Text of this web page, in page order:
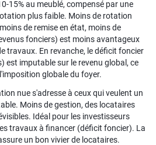
15% au meublé, compensé par une
plus faible. Moins de rotation
de remise en état, moins de
fonciers) est moins avantageux
travaux. En revanche, le déficit foncier
est imputable sur le revenu global, ce
globale du foyer.
nue s'adresse à ceux qui veulent un
Moins de gestion, des locataires
Idéal pour les investisseurs
travaux à financer (déficit foncier). La
un bon vivier de locataires.